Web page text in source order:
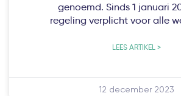
genoemd. Sinds 1 januari
regeling verplicht voor alle
LEES ARTIKEL >
12 december 2023